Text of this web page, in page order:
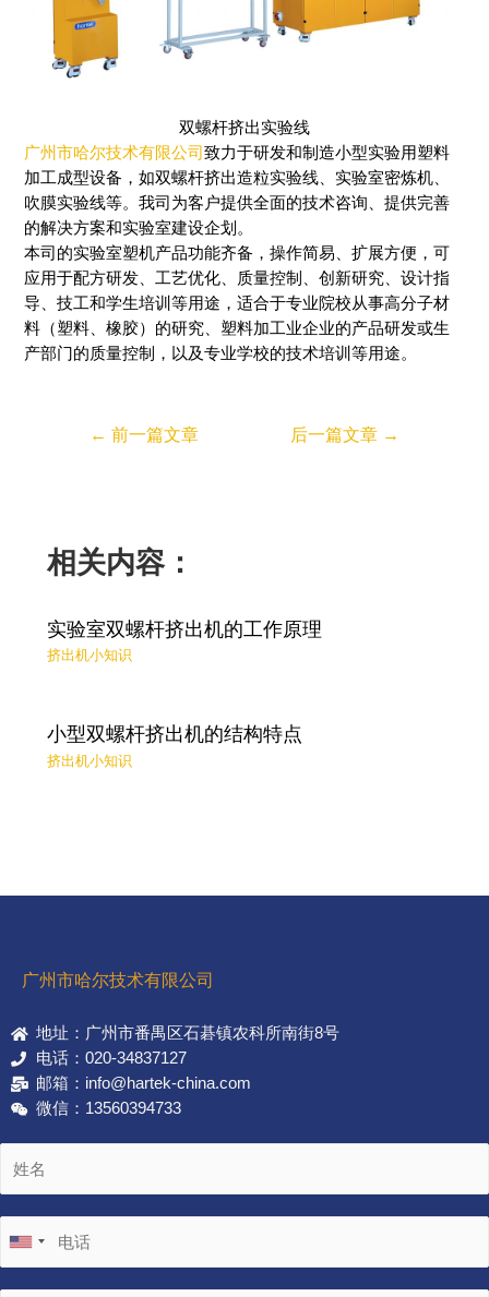
双螺杆挤出实验线
广州市哈尔技术有限公司致力于研发和制造小型实验用塑料
加工成型设备，如双螺杆挤出造粒实验线、实验室密炼机、
吹膜实验线等。我司为客户提供全面的技术咨询、提供完善
的解决方案和实验室建设企划。
本司的实验室塑机产品功能齐备，操作简易、扩展方便，可
应用于配方研发、工艺优化、质量控制、创新研究、设计指
导、技工和学生培训等用途，适合于专业院校从事高分子材
料（塑料、橡胶）的研究、塑料加工业企业的产品研发或生
产部门的质量控制，以及专业学校的技术培训等用途。
← 前一篇文章 后一篇文章 →
相关内容：
实验室双螺杆挤出机的工作原理
挤出机小知识
小型双螺杆挤出机的结构特点
挤出机小知识
广州市哈尔技术有限公司
地址：广州市番禺区石碁镇农科所南街8号
电话：020-34837127
邮箱：info@hartek-china.com
微信：13560394733